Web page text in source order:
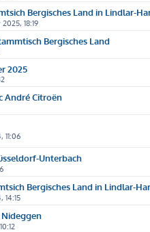
Bergisches Land in Lindlar-
18:19
Bergisches Land
2025
André Citroën
11:06
Unterbach
Bergisches Land in Lindlar-
14:15
Nideggen